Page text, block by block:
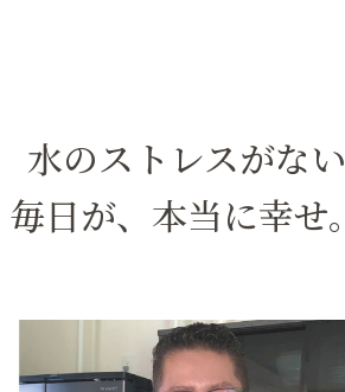
水のストレスがない
毎日が、本当に幸せ。